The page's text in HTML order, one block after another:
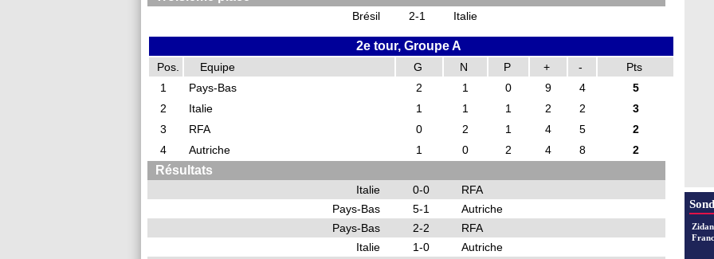
Brésil 2-1 Italie
2e tour, Groupe A
Pos. Equipe G N P + -
Pts
1
Pays-Bas 2 1 0 9 4
5
2
Italie 1 1 1 2 2
3
3
RFA 0 2 1 4 5
2
4
Autriche 1 0 2 4 8 2
Résultats
Italie 0-0
RFA
Pays-Bas
5-1
Autriche
Pays-Bas
2-2
RFA
Italie
1-0
Autriche